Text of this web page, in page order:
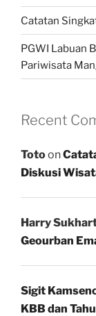
Catatan
PGWI Labuan
Pariwisata
Recent
Totoon
Diskusi
Harry
Geourban
Sigit
KBB dan